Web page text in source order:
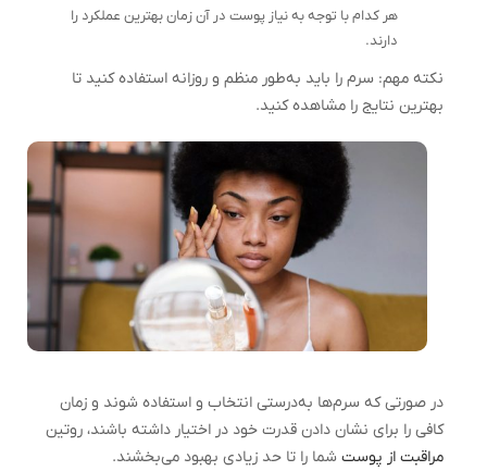
هر کدام با توجه به نیاز پوست در آن زمان بهترین عملکرد را
دارند.
نکته مهم: سرم را باید به‌طور منظم و روزانه استفاده کنید تا
بهترین نتایج را مشاهده کنید.
در صورتی که سرم‌ها به‌درستی انتخاب و استفاده شوند و زمان
کافی را برای نشان دادن قدرت خود در اختیار داشته باشند، روتین
مراقبت از پوست شما را تا حد زیادی بهبود می‌بخشند.